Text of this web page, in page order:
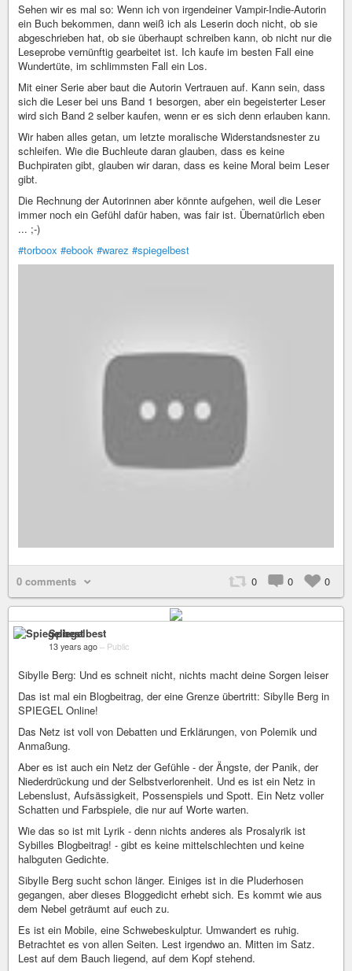
Sehen wir es mal so: Wenn ich von irgendeiner Vampir-Indie-Autorin
ein Buch bekommen, dann weiß ich als Leserin doch nicht, ob sie
abgeschrieben hat, ob sie überhaupt schreiben kann, ob nicht nur die
Leseprobe vernünftig gearbeitet ist. Ich kaufe im besten Fall eine
Wundertüte, im schlimmsten Fall ein Los.
Mit einer Serie aber baut die Autorin Vertrauen auf. Kann sein, dass
sich die Leser bei uns Band 1 besorgen, aber ein begeisterter Leser
wird sich Band 2 selber kaufen, wenn er es sich denn erlauben kann.
Wir haben alles getan, um letzte moralische Widerstandsnester zu
schleifen. Wie die Buchleute daran glauben, dass es keine
Buchpiraten gibt, glauben wir daran, dass es keine Moral beim Leser
gibt.
Die Rechnung der Autorinnen aber könnte aufgehen, weil die Leser
immer noch ein Gefühl dafür haben, was fair ist. Übernatürlich eben
... ;-)
#torboox #ebook #warez #spiegelbest
0 comments 0 0 0
Spiegelbest
13 years ago – Public
Sibylle Berg: Und es schneit nicht, nichts macht deine Sorgen leiser
Das ist mal ein Blogbeitrag, der eine Grenze übertritt: Sibylle Berg in
SPIEGEL Online!
Das Netz ist voll von Debatten und Erklärungen, von Polemik und
Anmaßung.
Aber es ist auch ein Netz der Gefühle - der Ängste, der Panik, der
Niederdrückung und der Selbstverlorenheit. Und es ist ein Netz in
Lebenslust, Aufsässigkeit, Possenspiels und Spott. Ein Netz voller
Schatten und Farbspiele, die nur auf Worte warten.
Wie das so ist mit Lyrik - denn nichts anderes als Prosalyrik ist
Sybilles Blogbeitrag! - gibt es keine mittelschlechten und keine
halbguten Gedichte.
Sibylle Berg sucht schon länger. Einiges ist in die Pluderhosen
gegangen, aber dieses Bloggedicht erhebt sich. Es kommt wie aus
dem Nebel geträumt auf euch zu.
Es ist ein Mobile, eine Schwebeskulptur. Umwandert es ruhig.
Betrachtet es von allen Seiten. Lest irgendwo an. Mitten im Satz.
Lest auf dem Bauch liegend, auf dem Kopf stehend.